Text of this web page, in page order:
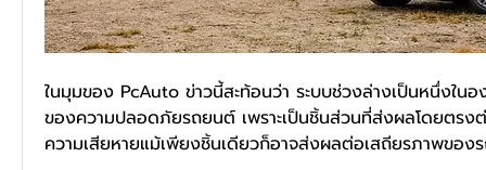
ในมุมของ PcAuto ข่าวนี้สะท้อนว่า ระบบช่วงล่างเป็นหนึ่งใน
ของความปลอดภัยรถยนต์ เพราะเป็นชิ้นส่วนที่ส่งผลโดยตรง
ความเสียหายแม้เพียงชิ้นเดียวก็อาจส่งผลต่อเสถียรภาพของ